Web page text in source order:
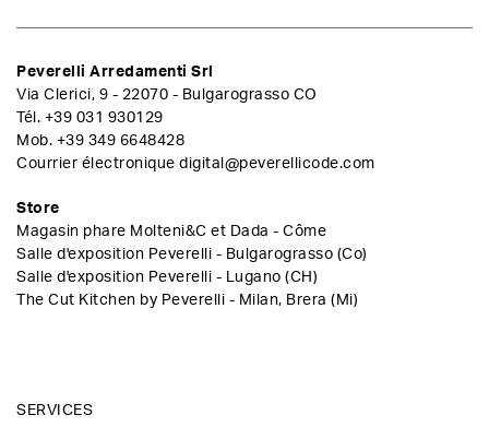
Peverelli Arredamenti Srl
Via Clerici, 9 - 22070 - Bulgarograsso CO
Tél. +39 031 930129
Mob. +39 349 6648428
Courrier électronique digital@peverellicode.com
Store
Magasin phare Molteni&C et Dada - Côme
Salle d'exposition Peverelli - Bulgarograsso (Co)
Salle d'exposition Peverelli - Lugano (CH)
The Cut Kitchen by Peverelli - Milan, Brera (Mi)
SERVICES